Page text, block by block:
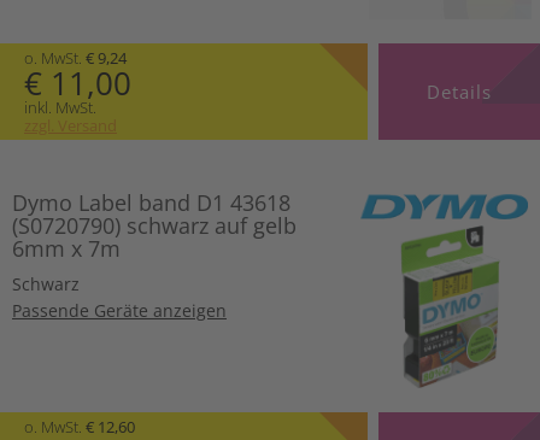
o. MwSt. € 9,24
€ 11,00
inkl. MwSt.
zzgl. Versand
Details
Dymo Label band D1 43618
(S0720790) schwarz auf gelb
6mm x 7m
Schwarz
Passende Geräte anzeigen
o. MwSt. € 12,60